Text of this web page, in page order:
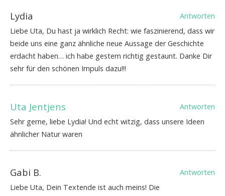
Lydia
Antworten
Liebe Uta, Du hast ja wirklich Recht: wie faszinierend, dass wir
beide uns eine ganz ähnliche neue Aussage der Geschichte
erdacht haben… ich habe gestern richtig gestaunt. Danke Dir
sehr für den schönen Impuls dazu!!!
Uta Jentjens
Antworten
Sehr gerne, liebe Lydia! Und echt witzig, dass unsere Ideen
ähnlicher Natur waren
Gabi B.
Antworten
Liebe Uta, Dein Textende ist auch meins! Die